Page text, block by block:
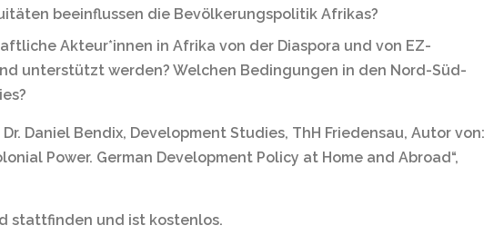
beeinflussen die Bevölkerungspolitik Afrikas?
Akteur*innen in Afrika von der Diaspora und von EZ-
unterstützt werden? Welchen Bedingungen in den Nord-Süd-
Daniel Bendix, Development Studies, ThH Friedensau, Autor von:
Power. German Development Policy at Home and Abroad“,
stattfinden und ist kostenlos.